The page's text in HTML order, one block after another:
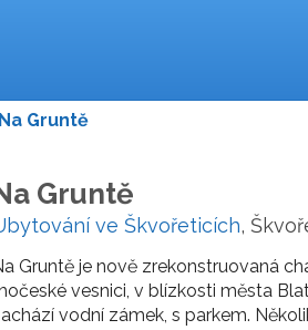
Gruntě
Gruntě
ve Škvořeticích,
Gruntě je nově zrekonstruovaná
vesnici, v blízkosti města
vodní zámek, s parkem.